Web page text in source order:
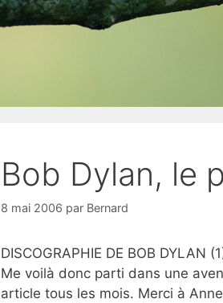
Bob Dylan, le
8 mai 2006 par Bernard
DISCOGRAPHIE DE BOB DYLAN
Me voilà donc parti dans une
article tous les mois. Merci à